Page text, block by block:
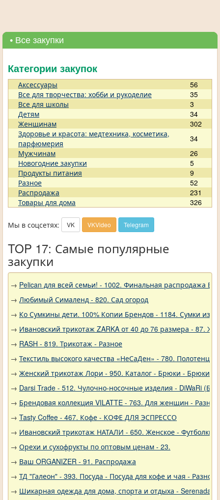
• Все закупки
Категории закупок
Аксессуары
56
Все для творчества: хобби и рукоделие
35
Все для школы
3
Детям
34
Женщинам
302
Здоровье и красота: медтехника, косметика,
парфюмерия
34
Мужчинам
26
Новогодние закупки
5
Продукты питания
9
Разное
52
Распродажа
231
Товары для дома
326
Мы в соцсетях: VK VKVideo Telegram
TOP 17: Самые популярные
закупки
→ Pelican для всей семьи! - 1002. Финальная распродажа
→ Любимый Сималенд - 820. Сад огород
→ Ко Сумкины дети. 100% Копии Брендов - 1184. Сумки из
→ Ивановский трикотаж ZARKA от 40 до 76 размера - 87.
→ RASH - 819. Трикотаж - Разное
→ Текстиль высокого качества «НеСаДен» - 780.
→ Женский трикотаж Лори - 950. Каталог - Брюки - Брюки
→ Darsi Trade - 512. Чулочно-носочные изделия - DiWaRi
→ Брендовая коллекция VILATTE - 763. Для женщин - Разное
→ Tasty Coffee - 467. Кофе - КОФЕ ДЛЯ ЭСПРЕССО
→ Ивановский трикотаж НАТАЛИ - 650. Женское - Футболки,
→ Орехи и сухофрукты по оптовым ценам - 23.
→ Ваш ORGANIZER - 91. Распродажа
→ ТД "Галеон" - 393. Посуда - Посуда для кофе и чая - Разное
→ Шикарная одежда для дома, спорта и отдыха - Serenada -